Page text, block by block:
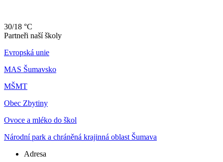
30/18 °C
Partneři naší školy
Evropská unie
MAS Šumavsko
MŠMT
Obec Zbytiny
Ovoce a mléko do škol
Národní park a chráněná krajinná oblast Šumava
Adresa